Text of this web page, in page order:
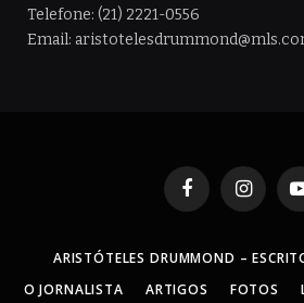
Telefone: (21) 2221-0556
Email:
Facebook
ARISTÓTELES DRUMMOND –
O JORNALISTA
ARTIGOS FOTOS